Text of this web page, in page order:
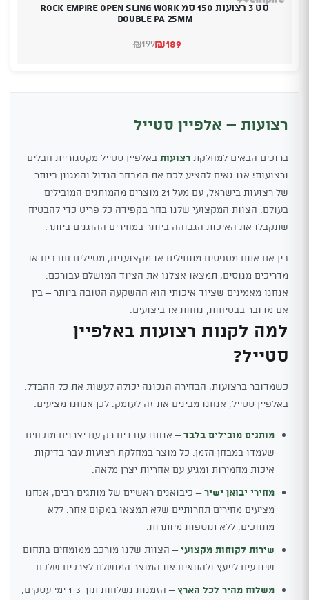
סט 3 רצועות 150 סמ Rock Empire Open Sling Work
Double PA 25mm
₪199
המחיר₪189
המחיר
רצועות – אלפיין סטייל
ברוכים הבאים למחלקת רצועות באלפיין סטייל מקטגוריית חבלים
ורצועות! אנו גאים להציע לכם את המבחר הגדול והמגוון ביותר
של רצועות בישראל, עם מעל 21 מוצרים מהמותגים המובילים
בעולם. הצוות המקצועי שלנו בחר בקפידה כל פריט כדי להבטיח
שתקבלו את האיכות הגבוהה ביותר במחירים ההוגנים ביותר.
בין אם אתם מטפסים מתחילים או מקצוענים, מטיילים חובבים או
מדריכים מנוסים, תמצאו אצלנו את הציוד המושלם עבורכם.
אנחנו מאמינים שציוד איכותי הוא ההשקעה הטובה ביותר – בין
אם מדובר בבטיחות, נוחות או ביצועים.
למה לקנות רצועות באלפיין
סטייל?
כשמדובר ברצועות, הבחירה הנכונה יכולה לעשות את כל ההבדל.
באלפיין סטייל, אנחנו מבינים את זה לעומק. לכן אנחנו מציעים:
מותגים מובילים בלבד– אנחנו עובדים רק עם יצרנים מוכחים
שעמדו במבחן הזמן. כל מוצר במחלקת רצועות עבר בדיקות
איכות מחמירות ומגיע עם אחריות יצרן מלאה.
מחירי יבואן ישיר– כיבואנים ראשיים של מותגים רבים, אנחנו
מציעים מחירים תחרותיים שלא תמצאו במקום אחר. ללא
מתווכים, ללא תוספות מיותרות.
שירות לקוחות מקצועי– הצוות שלנו מורכב ממומחים בתחום
שיודעים לייעץ ולהתאים את המוצר המושלם לצרכים שלכם.
משלוח מהיר לכל הארץ
– הזמנות נשלחות תוך 1-3 ימי עסקים,